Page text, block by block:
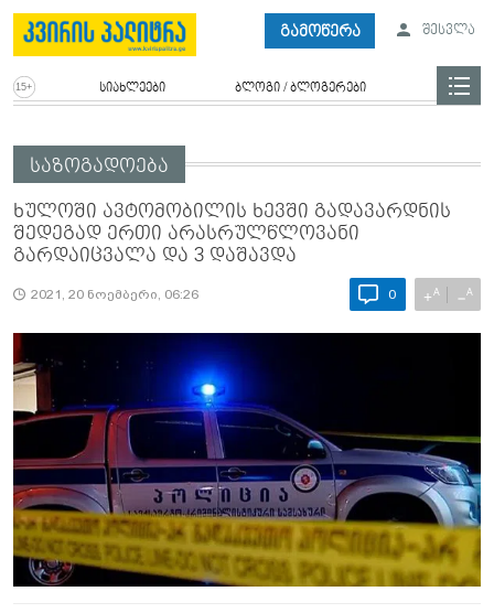
გამოწერა შესვლა
სიახლეები ბლოგი / ბლოგერები
საზოგადოება
ხულოში ავტომობილის ხევში გადავარდნის
შედეგად ერთი არასრულწლოვანი
გარდაიცვალა და 3 დაშავდა
2021, 20 ნოემბერი, 06:26 0 +A −A